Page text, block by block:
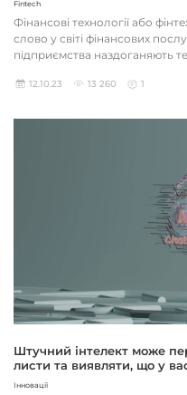
Fintech
Фінансові технології або
слово у світі фінансових
підприємства наздоганяють
12.10.23 13 260 1
Штучний інтелект може
листи та виявляти, що у
Інновації